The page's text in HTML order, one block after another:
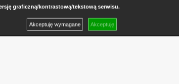
graficzną/kontrastową/tekstową serwisu.
Akceptuję wymagane Akceptuję